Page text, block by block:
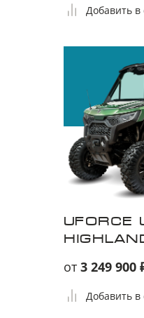
Добавить
UFORCE
от 3 249 900
Добавить